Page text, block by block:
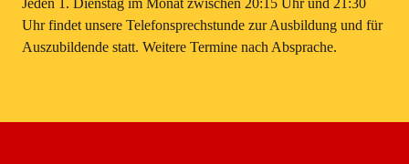
Jeden 1. Dienstag im Monat zwischen 20:15 Uhr und 21:30
Uhr findet unsere Telefonsprechstunde zur Ausbildung und für
Auszubildende statt. Weitere Termine nach Absprache.